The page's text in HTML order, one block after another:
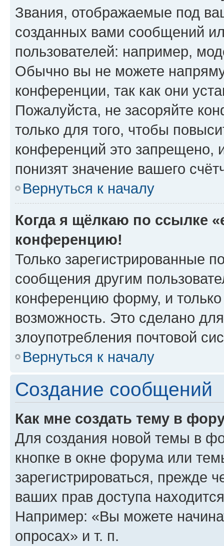
Звания, отображаемые под
созданных вами сообщений
пользователей: например,
Обычно вы не можете
конференции, так как они
Пожалуйста, не засоряйте
только для того, чтобы
конференций это запрещено,
понизят значение вашего
Вернуться к началу
Когда я щёлкаю по ссылке
конференцию!
Только зарегистрированные
сообщения другим
конференцию форму, и
возможность. Это сделано
злоупотребления почтовой
Вернуться к началу
Создание сообщений
Как мне создать тему в
Для создания новой темы в
кнопке в окне форума или
зарегистрироваться, прежде
ваших прав доступа
Например: «Вы можете
опросах» и т. п.